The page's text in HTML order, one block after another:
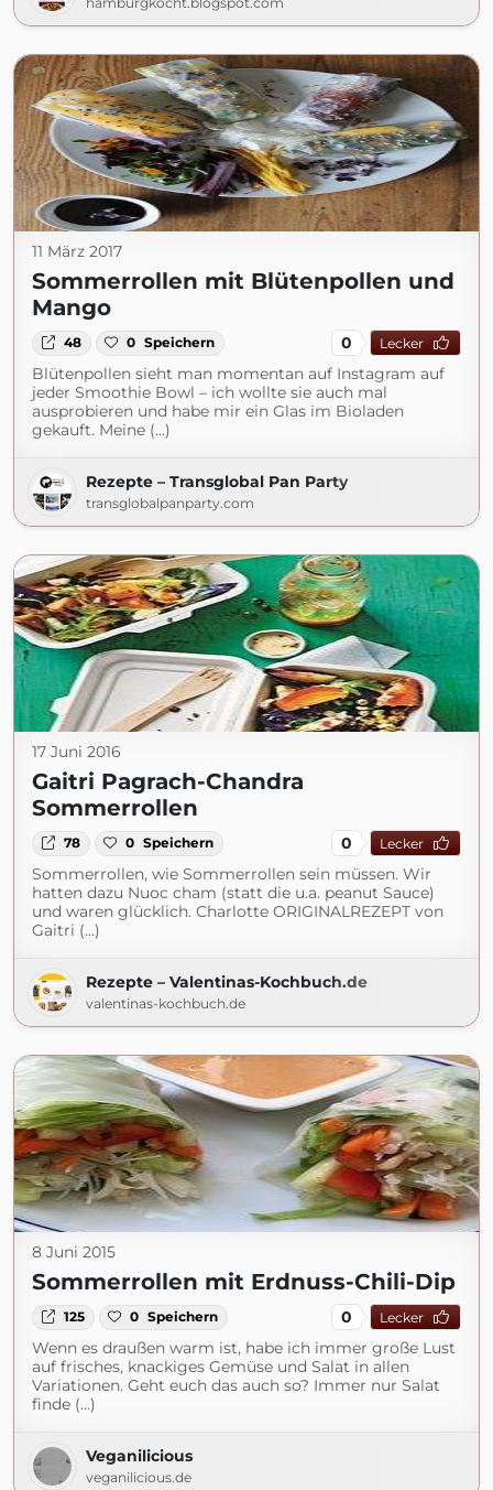
11 März 2017
Sommerrollen mit Blütenpollen und
Mango
48 0 Speichern 0 Lecker
Blütenpollen sieht man momentan auf Instagram auf
jeder Smoothie Bowl – ich wollte sie auch mal
ausprobieren und habe mir ein Glas im Bioladen
gekauft. Meine (...)
Rezepte – Transglobal Pan Party
transglobalpanparty.com
17 Juni 2016
Gaitri Pagrach-Chandra
Sommerrollen
78 0 Speichern 0 Lecker
Sommerrollen, wie Sommerrollen sein müssen. Wir
hatten dazu Nuoc cham (statt die u.a. peanut Sauce)
und waren glücklich. Charlotte ORIGINALREZEPT von
Gaitri (...)
Rezepte – Valentinas-Kochbuch.de
valentinas-kochbuch.de
8 Juni 2015
Sommerrollen mit Erdnuss-Chili-Dip
125 0 Speichern 0 Lecker
Wenn es draußen warm ist, habe ich immer große Lust
auf frisches, knackiges Gemüse und Salat in allen
Variationen. Geht euch das auch so? Immer nur Salat
finde (...)
Veganilicious
veganilicious.de